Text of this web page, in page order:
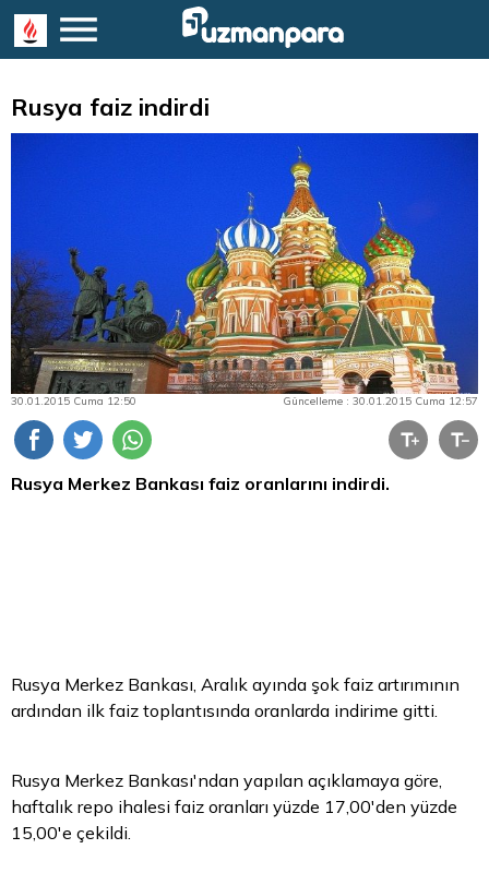
Rusya faiz indirdi
30.01.2015 Cuma 12:50 Güncelleme : 30.01.2015 Cuma 12:57
Rusya Merkez Bankası faiz oranlarını indirdi.
Rusya Merkez Bankası, Aralık ayında şok faiz artırımının
ardından ilk faiz toplantısında oranlarda indirime gitti.
Rusya Merkez Bankası'ndan yapılan açıklamaya göre,
haftalık repo ihalesi faiz oranları yüzde 17,00'den yüzde
15,00'e çekildi.